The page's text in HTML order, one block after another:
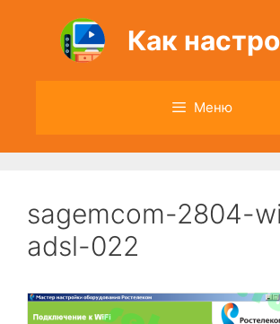
содержимому
Как
Меню
sagemcom-2804-
adsl-022